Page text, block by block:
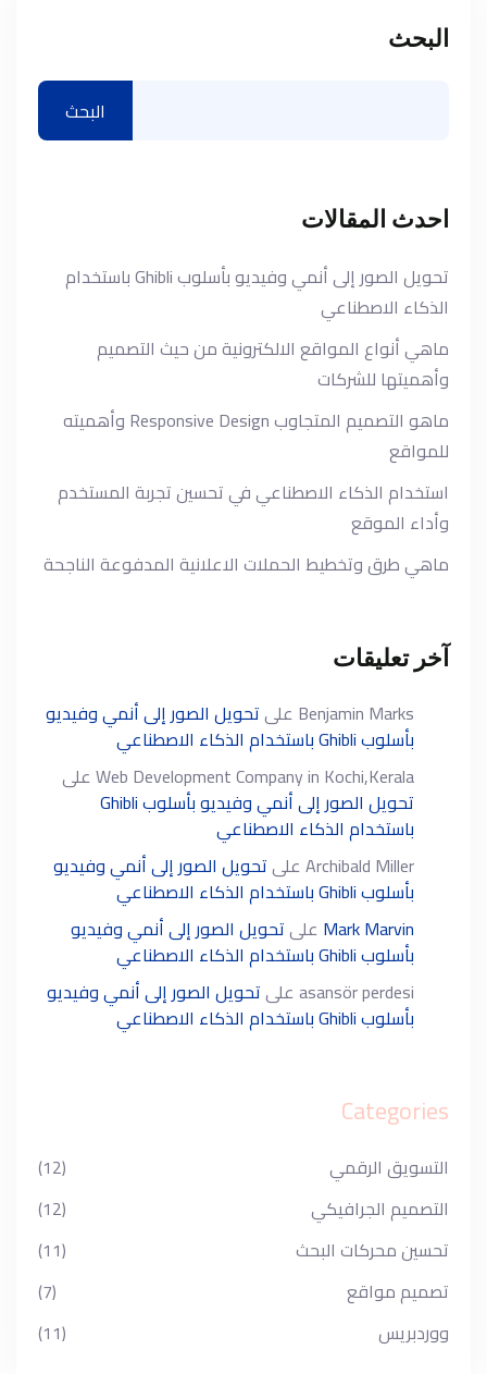
البحث
البحث
احدث المقالات
تحويل الصور إلى أنمي وفيديو بأسلوب Ghibli باستخدام
الذكاء الاصطناعي
ماهي أنواع المواقع الالكترونية من حيث التصميم
وأهميتها للشركات
ماهو التصميم المتجاوب Responsive Design وأهميته
للمواقع
استخدام الذكاء الاصطناعي في تحسين تجربة المستخدم
وأداء الموقع
ماهي طرق وتخطيط الحملات الاعلانية المدفوعة الناجحة
آخر تعليقات
Benjamin Marks علىتحويل الصور إلى أنمي وفيديو
بأسلوب Ghibli باستخدام الذكاء الاصطناعي
Web Development Company in Kochi,Keralaعلى
تحويل الصور إلى أنمي وفيديو بأسلوب Ghibli
باستخدام الذكاء الاصطناعي
Archibald Millerعلىتحويل الصور إلى أنمي وفيديو
بأسلوب Ghibli باستخدام الذكاء الاصطناعي
Mark Marvin علىتحويل الصور إلى أنمي وفيديو
بأسلوب Ghibli باستخدام الذكاء الاصطناعي
asansör perdesiعلىتحويل الصور إلى أنمي وفيديو
بأسلوب Ghibli باستخدام الذكاء الاصطناعي
Categories
التسويق الرقمي
(12)
التصميم الجرافيكي
(12)
تحسين محركات البحث
(11)
تصميم مواقع
(7)
ووردبريس
(11)